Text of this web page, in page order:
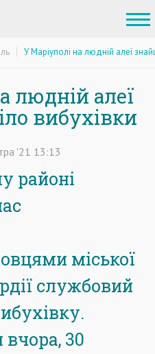
У Маріуполі на людній алеї
людній алеї
вибухівки
'21 13:13
районі
міської
службовий
вчора, 30